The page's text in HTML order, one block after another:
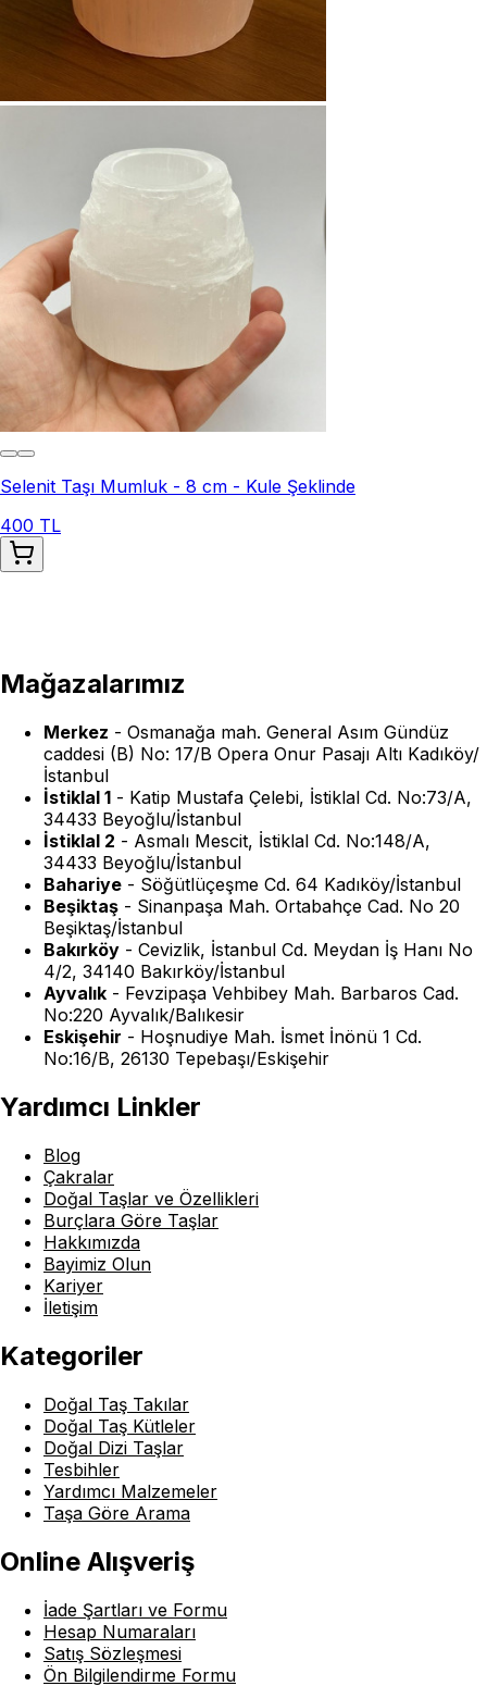
Selenit Taşı Mumluk - 8 cm - Kule Şeklinde
400 TL
Mağazalarımız
Merkez - Osmanağa mah. General Asım Gündüz
caddesi (B) No: 17/B Opera Onur Pasajı Altı Kadıköy/
İstanbul
İstiklal 1 - Katip Mustafa Çelebi, İstiklal Cd. No:73/A,
34433 Beyoğlu/İstanbul
İstiklal 2 - Asmalı Mescit, İstiklal Cd. No:148/A,
34433 Beyoğlu/İstanbul
Bahariye - Söğütlüçeşme Cd. 64 Kadıköy/İstanbul
Beşiktaş - Sinanpaşa Mah. Ortabahçe Cad. No 20
Beşiktaş/İstanbul
Bakırköy - Cevizlik, İstanbul Cd. Meydan İş Hanı No
4/2, 34140 Bakırköy/İstanbul
Ayvalık - Fevzipaşa Vehbibey Mah. Barbaros Cad.
No:220 Ayvalık/Balıkesir
Eskişehir - Hoşnudiye Mah. İsmet İnönü 1 Cd.
No:16/B, 26130 Tepebaşı/Eskişehir
Yardımcı Linkler
Blog
Çakralar
Doğal Taşlar ve Özellikleri
Burçlara Göre Taşlar
Hakkımızda
Bayimiz Olun
Kariyer
İletişim
Kategoriler
Doğal Taş Takılar
Doğal Taş Kütleler
Doğal Dizi Taşlar
Tesbihler
Yardımcı Malzemeler
Taşa Göre Arama
Online Alışveriş
İade Şartları ve Formu
Hesap Numaraları
Satış Sözleşmesi
Ön Bilgilendirme Formu